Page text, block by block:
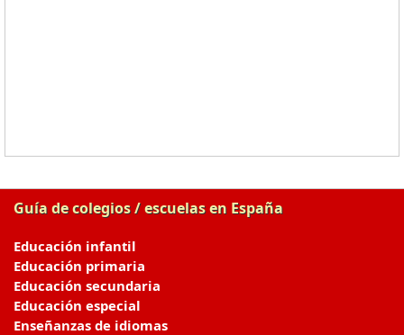
Guía de colegios / escuelas en España
Educación infantil
Educación primaria
Educación secundaria
Educación especial
Enseñanzas de idiomas